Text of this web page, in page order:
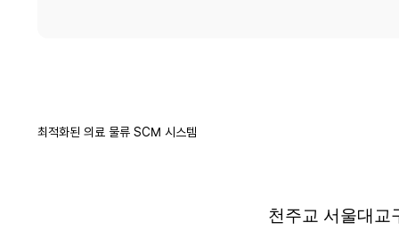
최적화된 의료 물류 SCM 시스템
천주교 서울대교